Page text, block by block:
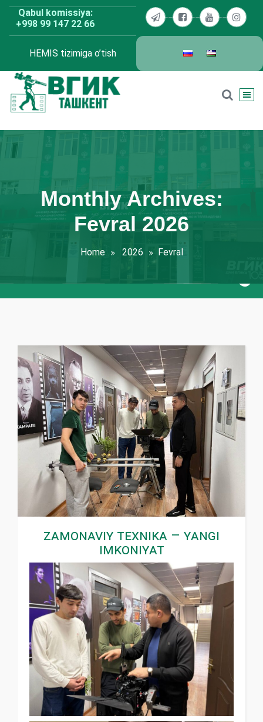
Skip
content
Qabul komissiya:
+998 99 147 22 66
HEMIS tizimiga o’tish
Monthly Archives:
Fevral 2026
Home 2026 Fevral
Zamonaviy texnika – yangi
imkoniyat